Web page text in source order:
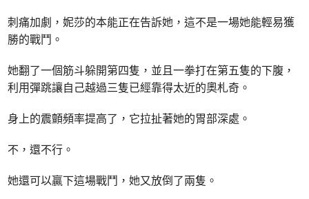
刺痛加劇，妮莎的本能正在告訴她，這不是一場她能輕易獲
勝的戰鬥。
她翻了一個筋斗躲開第四隻，並且一拳打在第五隻的下腹，
利用彈跳讓自己越過三隻已經靠得太近的奧札奇。
身上的震顫頻率提高了，它拉扯著她的胃部深處。
不，還不行。
她還可以贏下這場戰鬥，她又放倒了兩隻。